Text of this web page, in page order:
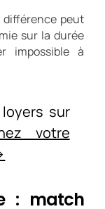
peut
sur la durée
impossible à
sur
votre
: match